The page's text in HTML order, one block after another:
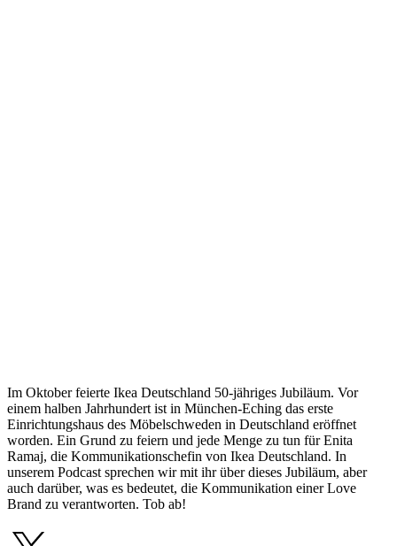
Im Oktober feierte Ikea Deutschland 50-jähriges Jubiläum. Vor
einem halben Jahrhundert ist in München-Eching das erste
Einrichtungshaus des Möbelschweden in Deutschland eröffnet
worden. Ein Grund zu feiern und jede Menge zu tun für Enita
Ramaj, die Kommunikationschefin von Ikea Deutschland. In
unserem Podcast sprechen wir mit ihr über dieses Jubiläum, aber
auch darüber, was es bedeutet, die Kommunikation einer Love
Brand zu verantworten. Tob ab!